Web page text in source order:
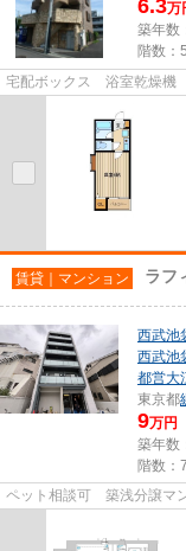
6.3万
築年数
階数：
宅配ボックス 浴室乾燥
賃貸｜マンション ラフ
西武池
西武池
都営大
東京都
9万円
築年数
階数：
ペット相談可 築浅分譲マ